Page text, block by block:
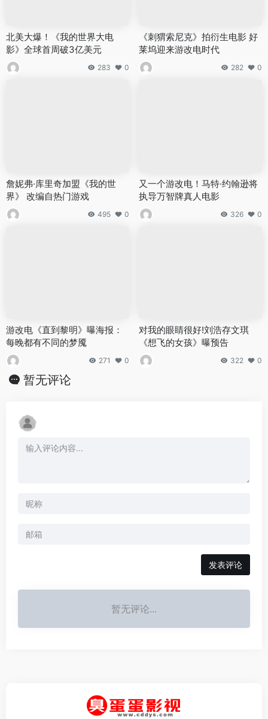
北美大爆！《我的世界大电
影》全球首周破3亿美元
283 0
《刺猬索尼克》拍衍生电影 好
莱坞迎来游改电时代
282 0
詹妮弗·库里奇加盟《我的世
界》 改编自热门游戏
495 0
又一个游改电！马特·约翰逊将
执导万智牌真人电影
326 0
游改电《直到黎明》曝海报：
每晚都有不同的梦魇
271 0
对我的眼睛很好!刘浩存文琪
《想飞的女孩》曝预告
322 0
暂无评论
发表评论
暂无评论...